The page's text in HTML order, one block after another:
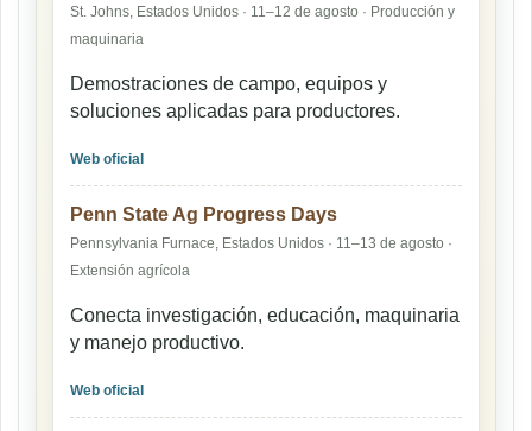
St. Johns, Estados Unidos · 11–12 de agosto · Producción y
maquinaria
Demostraciones de campo, equipos y
soluciones aplicadas para productores.
Web oficial
Penn State Ag Progress Days
Pennsylvania Furnace, Estados Unidos · 11–13 de agosto ·
Extensión agrícola
Conecta investigación, educación, maquinaria
y manejo productivo.
Web oficial